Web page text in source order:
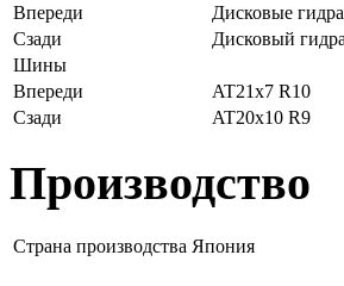
Впереди
Дисковые
Сзади
Дисковый
Шины
Впереди
AT21x7 R10
Сзади
AT20x10 R9
Производство
Страна производства Япония